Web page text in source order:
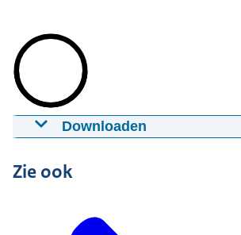
Downloaden
26-09-2016
Zie ook